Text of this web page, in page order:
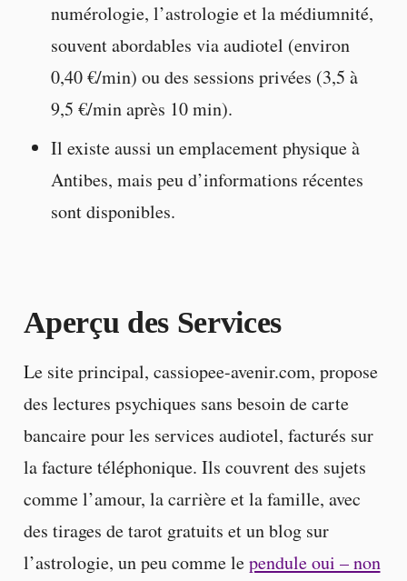
numérologie, l’astrologie et la médiumnité,
souvent abordables via audiotel (environ
0,40 €/min) ou des sessions privées (3,5 à
9,5 €/min après 10 min).
Il existe aussi un emplacement physique à
Antibes, mais peu d’informations récentes
sont disponibles.
Aperçu des Services
Le site principal, cassiopee-avenir.com, propose
des lectures psychiques sans besoin de carte
bancaire pour les services audiotel, facturés sur
la facture téléphonique. Ils couvrent des sujets
comme l’amour, la carrière et la famille, avec
des tirages de tarot gratuits et un blog sur
l’astrologie, un peu comme lependule oui – non